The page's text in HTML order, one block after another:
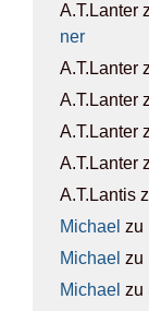
A.T.Lanter
ner
A.T.Lanter
A.T.Lanter
A.T.Lanter
A.T.Lanter
A.T.Lantis
Michael zu
Michael zu
Michael zu